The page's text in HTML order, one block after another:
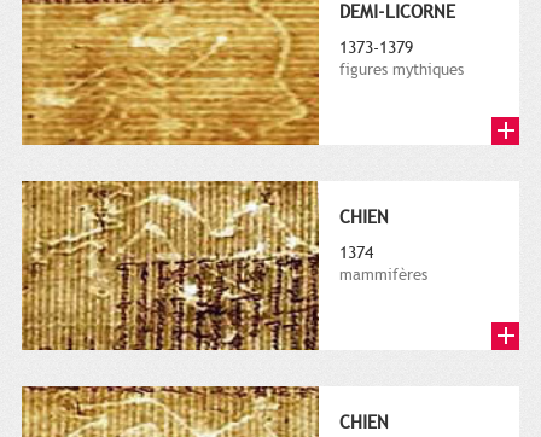
DEMI-LICORNE
1373-1379
figures mythiques
CHIEN
1374
mammifères
CHIEN